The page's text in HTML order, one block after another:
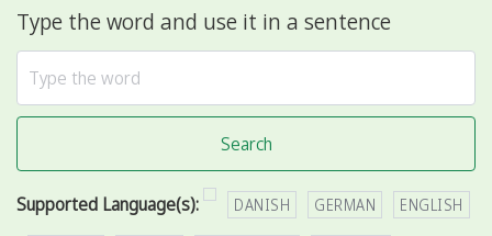
Type the word and use it in a sentence
Search
Supported Language(s): DANISH GERMAN ENGLISH